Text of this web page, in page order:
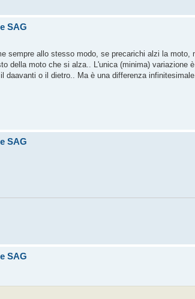
SAG
sempre allo stesso modo, se precarichi alzi la moto,
della moto che si alza.. L'unica (minima) variazione
daavanti o il dietro.. Ma è una differenza
SAG
SAG